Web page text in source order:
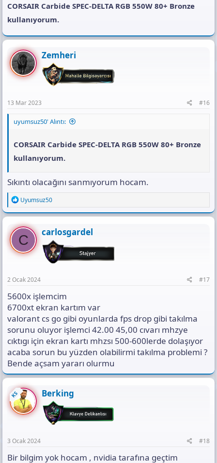
CORSAIR Carbide SPEC-DELTA RGB 550W 80+ Bronze
kullanıyorum.
Zemheri
13 Mar 2023 #16
uyumsuz50' Alıntı:
CORSAIR Carbide SPEC-DELTA RGB 550W 80+ Bronze
kullanıyorum.
Sıkıntı olacağını sanmıyorum hocam.
R
e
a
c
t
i
o
n
Uyumsuz50
C carlosgardel
2 Ocak 2024 #17
5600x işlemcim
6700xt ekran kartım var
valorant cs go gibi oyunlarda fps drop gibi takılma
sorunu oluyor işlemci 42.00 45,00 cıvarı mhzye
cıktıgı için ekran kartı mhzsı 500-600lerde dolaşıyor
acaba sorun bu yüzden olabilirmi takılma problemi ?
Bende açsam yararı olurmu
KS Berking
3 Ocak 2024 #18
Bir bilgim yok hocam , nvidia tarafına geçtim